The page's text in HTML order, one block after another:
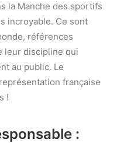
la Manche des sportifs
incroyable. Ce sont
références
leur discipline qui
au public. Le
française
!
: